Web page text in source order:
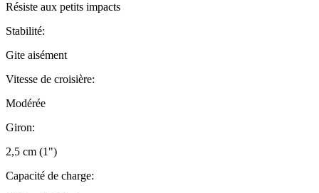
Résiste aux petits impacts
Stabilité:
Gite aisément
Vitesse de croisière:
Modérée
Giron:
2,5 cm (1")
Capacité de charge: